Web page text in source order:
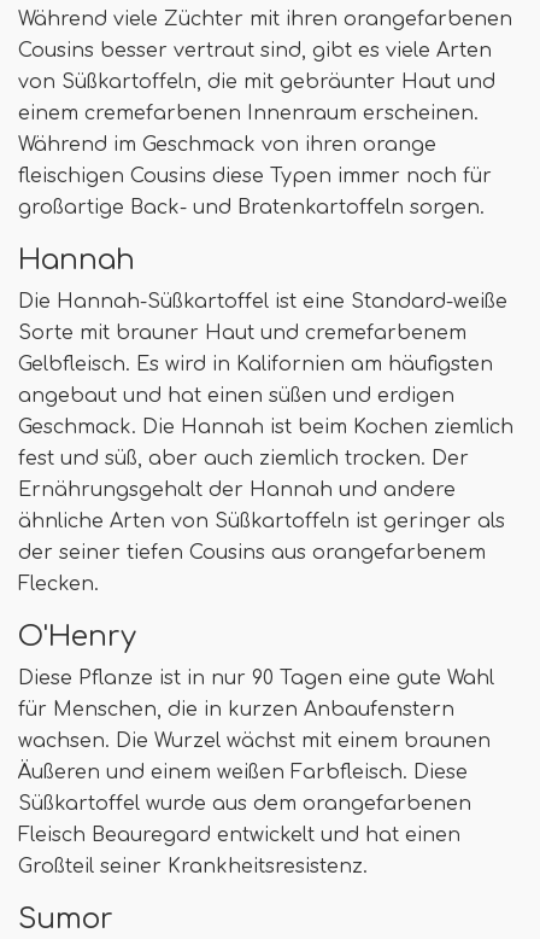
Während viele Züchter mit ihren orangefarbenen
Cousins ​​besser vertraut sind, gibt es viele Arten
von Süßkartoffeln, die mit gebräunter Haut und
einem cremefarbenen Innenraum erscheinen.
Während im Geschmack von ihren orange
fleischigen Cousins ​​diese Typen immer noch für
großartige Back- und Bratenkartoffeln sorgen.
Hannah
Die Hannah-Süßkartoffel ist eine Standard-weiße
Sorte mit brauner Haut und cremefarbenem
Gelbfleisch. Es wird in Kalifornien am häufigsten
angebaut und hat einen süßen und erdigen
Geschmack. Die Hannah ist beim Kochen ziemlich
fest und süß, aber auch ziemlich trocken. Der
Ernährungsgehalt der Hannah und andere
ähnliche Arten von Süßkartoffeln ist geringer als
der seiner tiefen Cousins ​​aus orangefarbenem
Flecken.
O'Henry
Diese Pflanze ist in nur 90 Tagen eine gute Wahl
für Menschen, die in kurzen Anbaufenstern
wachsen. Die Wurzel wächst mit einem braunen
Äußeren und einem weißen Farbfleisch. Diese
Süßkartoffel wurde aus dem orangefarbenen
Fleisch Beauregard entwickelt und hat einen
Großteil seiner Krankheitsresistenz.
Sumor